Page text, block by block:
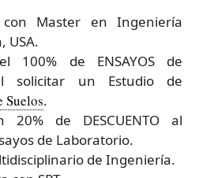
con Master en Ingeniería
USA.
100% de ENSAYOS de
solicitar un Estudio de
Suelos.
20% de DESCUENTO al
de Laboratorio.
de Ingeniería.